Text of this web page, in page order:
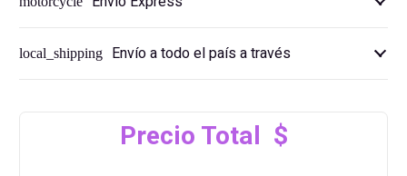
local_shipping Envío a todo el país a través
Precio Total $